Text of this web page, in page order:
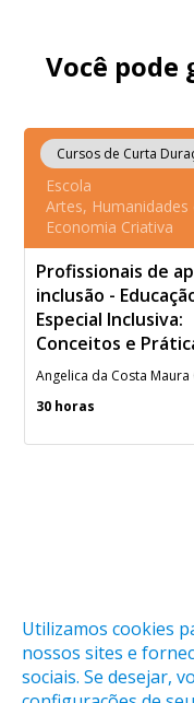
Você pode
Cursos de Curta
Escola
Artes, Humanidades
Economia Criativa
Profissionais de
inclusão -
Especial Inclusiva:
Conceitos e
30 horas
O cadastro na LAB é
Utilizamos cookies
nossos sites e
sociais. Se desejar,